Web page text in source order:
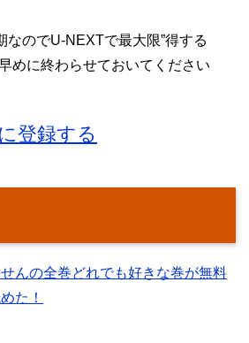
なのでU-NEXTで最大限”得する
めに終わらせておいてください
登録する
んの全巻どれでも好きな巻が無料
た！